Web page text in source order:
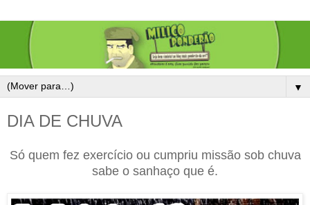
▼
DIA DE CHUVA
Só quem fez exercício ou cumpriu missão sob chuva
sabe o sanhaço que é.